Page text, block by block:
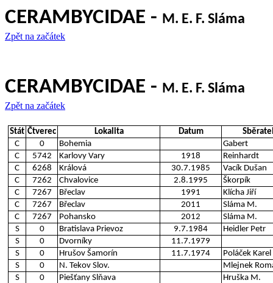
CERAMBYCIDAE - M. E. F. Sláma
Zpět na začátek
CERAMBYCIDAE - M. E. F. Sláma
Zpět na začátek
Stát Čtverec Lokalita Datum
C
0 Bohemia
Gabert
C
5742 Karlovy Vary 1918
Reinhardt
C
6268 Králová 30.7.1985
Vacík Dušan
C
7262 Chvalovice 2.8.1995
Škorpík
C
7267 Břeclav 1991
Klícha Jiří
C
7267 Břeclav 2011
Sláma M.
C
7267 Pohansko 2012
Sláma M.
S
0 Bratislava Prievoz 9.7.1984
Heidler Petr
S
0 Dvorníky
11.7.1979
S
0 Hrušov Šamorín 11.7.1974
Poláček Karel
S
0 N. Tekov Slov.
Mlejnek
S
0 Piešťany Slňava
Hruška M.